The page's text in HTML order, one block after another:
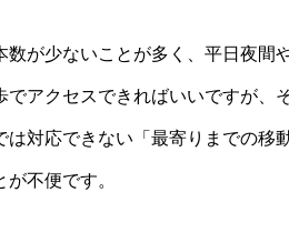
が少ないことが多く、平日夜間
アクセスできればいいですが、
対応できない「最寄りまでの移
不便です。